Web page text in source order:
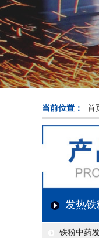
当前位置： 首
发热铁
铁粉中药